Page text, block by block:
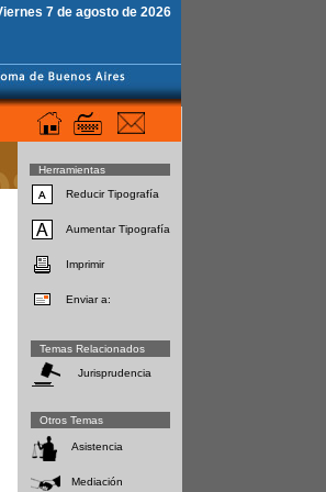
7 de agosto de 2026
Herramientas
Reducir Tipografía
Aumentar Tipografía
Imprimir
Enviar a:
Temas Relacionados
Jurisprudencia
Otros Temas
Asistencia
Mediación